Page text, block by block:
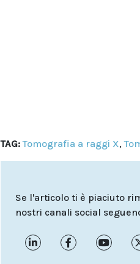
TAG: Tomografia a raggi X,
Se l'articolo ti è piaciuto
nostri canali social